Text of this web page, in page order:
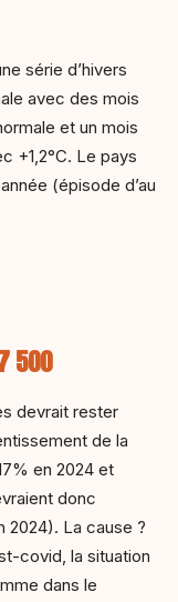
série d’hivers
avec des mois
et un mois
+1,2°C. Le pays
(épisode d’au
500
devrait rester
de la
en 2024 et
donc
2024). La cause ?
covid, la situation
dans le